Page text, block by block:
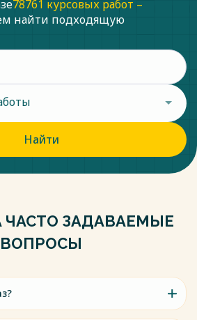
О – Текст: электронный //
document/
78761 курсовых работ –
найти подходящую
Найти
ЧАСТО ЗАДАВАЕМЫЕ
ВОПРОСЫ